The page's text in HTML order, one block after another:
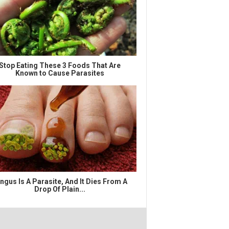
Eating These 3 Foods That Are
Known to Cause Parasites
Is A Parasite, And It Dies From A
Drop Of Plain...